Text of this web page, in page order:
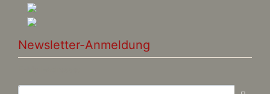
Newsletter-Anmeldung